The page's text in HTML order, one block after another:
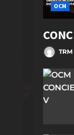
OCM
TRM